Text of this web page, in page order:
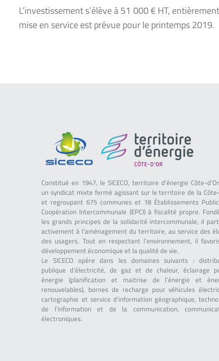
L’investissement s’élève à 51 000 € HT,
mise en service est prévue pour le printemps 2019.
Constitué en 1947, le SICECO, territoire d’énergie Côte-
un syndicat mixte fermé agissant sur le territoire de la Côte-
et regroupant 675 communes et 18 Établissements
Coopération Intercommunale (EPCI) à fiscalité propre.
les grands principes de la solidarité intercommunale, il
activement à l’aménagement du territoire, au service des
des usagers. Tout en respectant l’environnement, il
développement économique et la qualité de vie.
Le SICECO opère dans les domaines suivants :
publique d’électricité, de gaz et de chaleur, éclairage
énergie (planification et maitrise de l’énergie et
renouvelables), bornes de recharge pour véhicules
cartographie et service d’information géographique,
de l’information et de la communication,
électroniques.